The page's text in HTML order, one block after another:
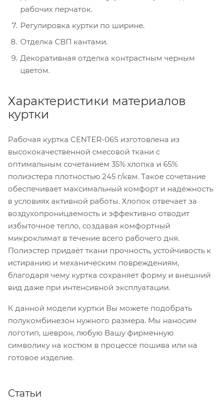
рабочих перчаток.
Регулировка куртки по ширине.
Отделка СВП кантами.
Декоративная отделка контрастным черным
цветом.
Характеристики материалов
куртки
Рабочая куртка CENTER-06S изготовлена из
высококачественной смесовой ткани с
оптимальным сочетанием 35% хлопка и 65%
полиэстера плотностью 245 г/квм. Такое сочетание
обеспечивает максимальный комфорт и надёжность
в условиях активной работы. Хлопок отвечает за
воздухопроницаемость и эффективно отводит
избыточное тепло, создавая комфортный
микроклимат в течение всего рабочего дня.
Полиэстер придаёт ткани прочность, устойчивость к
истиранию и механическим повреждениям,
благодаря чему куртка сохраняет форму и внешний
вид даже при интенсивной эксплуатации.
К данной модели куртки Вы можете подобрать
полукомбинезон нужного размера. Мы наносим
логотип, шеврон, любую Вашу фирменную
символику на костюм в процессе пошива или на
готовое изделие.
Статьи